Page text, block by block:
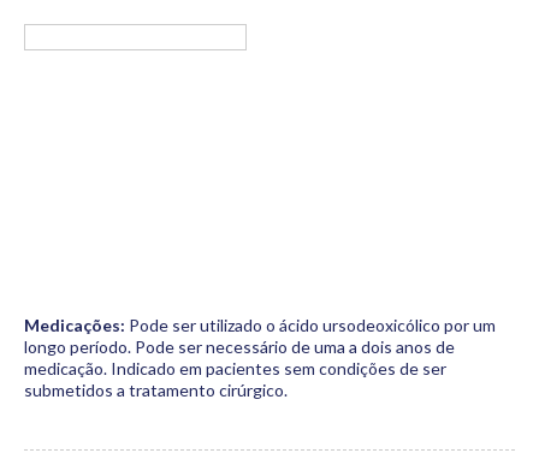
Medicações: Pode ser utilizado o ácido ursodeoxicólico por um
longo período. Pode ser necessário de uma a dois anos de
medicação. Indicado em pacientes sem condições de ser
submetidos a tratamento cirúrgico.